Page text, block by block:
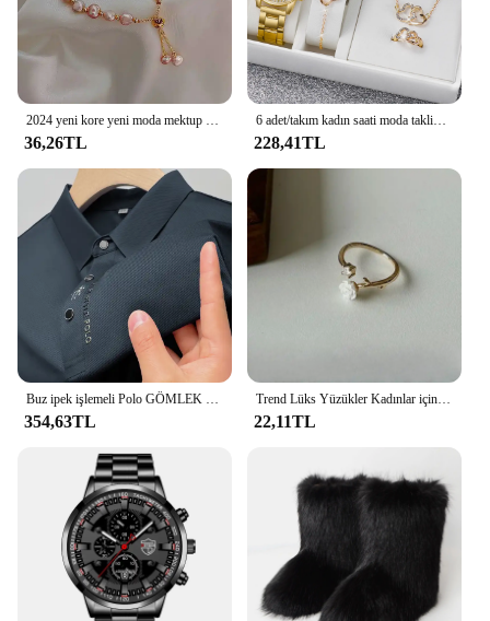
36,26TL
6 adet/takım kadın saati moda taklidi paslanmaz çelik şerit Quartz saat çift kalp takı seti (kutusuz)
228,41TL
354,63TL
Trend Lüks Yüzükler Kadınlar için Altın Kaplama Paslanmaz Çelik Gül Yüzük Moda Estetik Takı Mizaç Anillos Mujer
22,11TL